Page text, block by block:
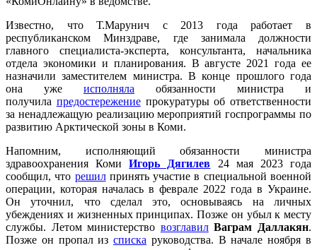
Известно, что Т.Марунич с 2013 года работает в
республиканском Минздраве, где занимала должности
главного специалиста-эксперта, консультанта, начальника
отдела экономики и планирования. В августе 2021 года ее
назначили заместителем министра. В конце прошлого года
она уже исполняла обязанности министра и
получила предостережениепрокуратуры об ответственности
за ненадлежащую реализацию мероприятий госпрограммы по
развитию Арктической зоны в Коми.
Напомним, исполняющий обязанности министра
здравоохранения КомиИгорь Дягилев 24 мая 2023 года
сообщил, что решилпринять участие в специальной военной
операции, которая началась в феврале 2022 года в Украине.
Он уточнил, что сделал это, основываясь на личных
убеждениях и жизненных принципах. Позже он убыл к месту
службы. Летом министерство возглавил Ваграм Даллакян.
Позже он пропал изсписка руководства. В начале ноября в